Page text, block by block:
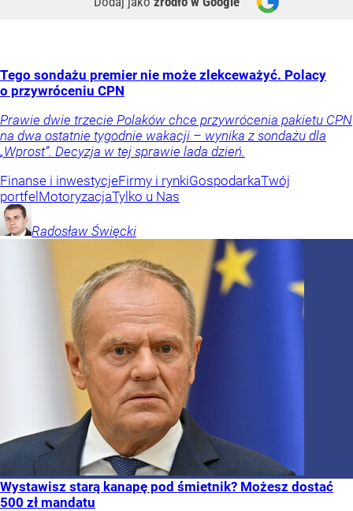
Tego sondażu premier nie może zlekceważyć. Polacy
o przywróceniu CPN
Prawie dwie trzecie Polaków chce przywrócenia pakietu CPN
na dwa ostatnie tygodnie wakacji – wynika z sondażu dla
„Wprost”. Decyzja w tej sprawie lada dzień.
Finanse i inwestycjeFirmy i rynkiGospodarkaTwój
portfelMotoryzacjaTylko u Nas
Radosław Święcki
Wystawisz starą kanapę pod śmietnik? Możesz dostać
500 zł mandatu